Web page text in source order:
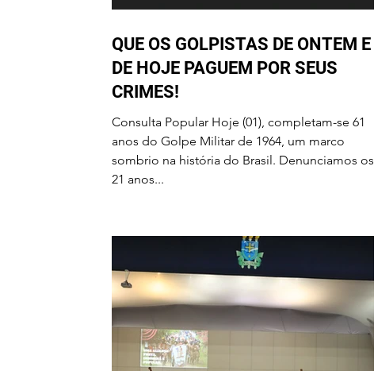
QUE OS GOLPISTAS DE ONTEM E
DE HOJE PAGUEM POR SEUS
CRIMES!
Consulta Popular Hoje (01), completam-se 61
anos do Golpe Militar de 1964, um marco
sombrio na história do Brasil. Denunciamos os
21 anos...